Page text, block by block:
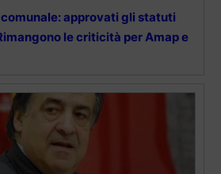
approvati gli statuti
le criticità per Amap e